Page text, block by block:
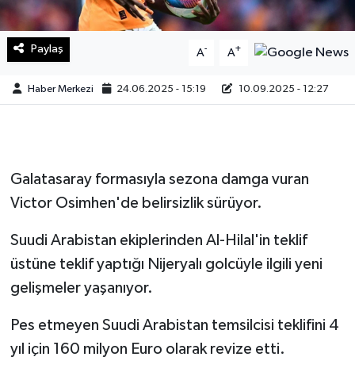
Paylaş A- A+
Haber Merkezi 24.06.2025 - 15:19 10.09.2025 - 12:27
Galatasaray formasıyla sezona damga vuran
Victor Osimhen'de belirsizlik sürüyor.
Suudi Arabistan ekiplerinden Al-Hilal'in teklif
üstüne teklif yaptığı Nijeryalı golcüyle ilgili yeni
gelişmeler yaşanıyor.
Pes etmeyen Suudi Arabistan temsilcisi teklifini 4
yıl için 160 milyon Euro olarak revize etti.